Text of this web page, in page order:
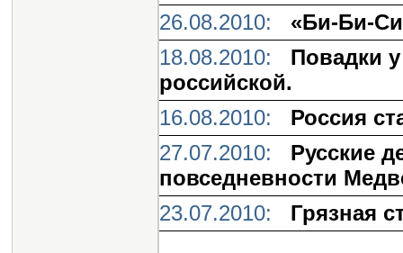
26.08.2010:
«Би-Би-
18.08.2010:
Повадки
российской.
16.08.2010:
Россия
27.07.2010:
Русские
повседневности
23.07.2010:
Грязная